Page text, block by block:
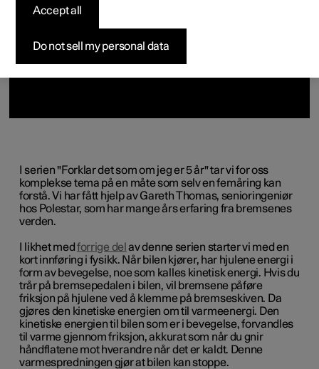
Pre-owned Polestar 2
Pre-owned Polestar 3
Pre-owned Polestar 4
Konfigurer
Hjemmelading
Finansieringsalternativer
Registrering for nyhetsbrev
I serien "Forklar det som om jeg er 5 år" tar vi for oss
komplekse tema på en måte som selv en femåring kan
forstå. Vi har fått hjelp av Gareth Thomas, senioringeniør
hos Polestar, som har mange års erfaring fra bremsenes
verden.
I likhet medforrige del av denne serien starter vi med en
kort innføring i fysikk. Når bilen kjører, har hjulene energi i
form av bevegelse, noe som kalles kinetisk energi. Hvis du
trår på bremsepedalen i bilen, vil bremsene påføre
friksjon på hjulene ved å klemme på bremseskiven. Da
gjøres den kinetiske energien om til varmeenergi. Den
kinetiske energien til bilen som er i bevegelse, forvandles
til varme gjennom friksjon, akkurat som når du gnir
håndflatene mot hverandre når det er kaldt. Denne
varmespredningen gjør at bilen kan stoppe.
Do not sell my personal data
Accept all